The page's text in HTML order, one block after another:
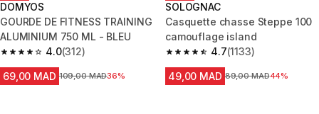
DOMYOS
GOURDE DE FITNESS TRAINING
ALUMINIUM 750 ML - BLEU
4.0
4.0 out of 5 stars from 312 reviews
(312)
69,00 MAD Prix avant la réduction
109,00 MAD36%
SOLOGNAC
Casquette chasse Steppe 100
camouflage island
4.7
4.7 out of 5 stars from 1133
(1133)
49,00 MAD Prix avant la réduction
89,00 MAD44%